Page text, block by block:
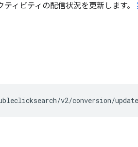
ィビティの配信状況を更新します。
v2/conversion/